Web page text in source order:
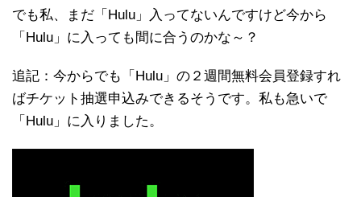
でも私、まだ「Hulu」入ってないんですけど今から
「Hulu」に入っても間に合うのかな～？
追記：今からでも「Hulu」の２週間無料会員登録すれ
ばチケット抽選申込みできるそうです。私も急いで
「Hulu」に入りました。